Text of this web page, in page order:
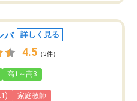
バ 詳しく見る
4.5 （3件）
高1～高3
家庭教師